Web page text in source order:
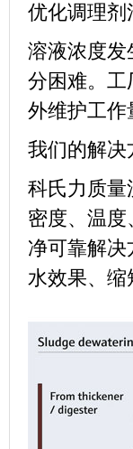
优化调理剂
溶液浓度发
分困难。工
外维护工作
我们的解决
科氏力质量
密度、温
净可靠解
水效果、缩